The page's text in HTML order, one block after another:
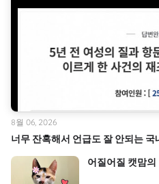
너무 잔혹해서 언급도 잘 안되는 국
8월 06, 2026
어질어질 캣맘